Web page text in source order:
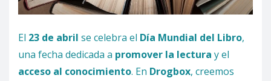
El 23 de abril se celebra el Día Mundial del Libro,
una fecha dedicada a promover la lectura y el
acceso al conocimiento. En Drogbox, creemos